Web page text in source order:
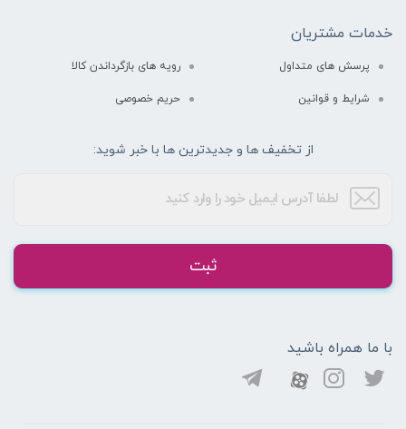
خدمات مشتریان
پرسش های متداول رویه های بازگرداندن کالا
شرایط و قوانین حریم خصوصی
از تخفیف ها و جدیدترین ها با خبر شوید:
ثبت
با ما همراه باشید